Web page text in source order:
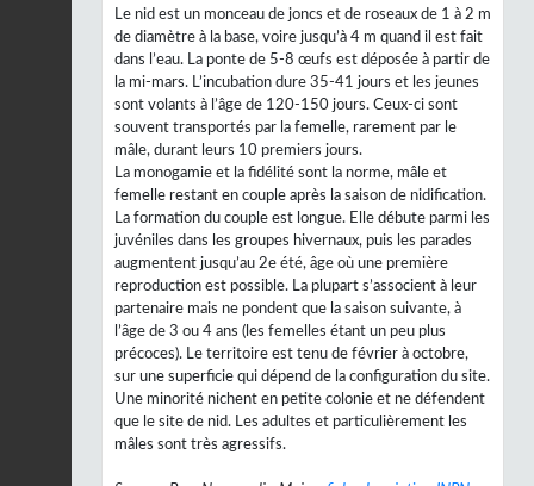
Le nid est un monceau de joncs et de roseaux de 1 à 2 m
de diamètre à la base, voire jusqu’à 4 m quand il est fait
dans l’eau. La ponte de 5-8 œufs est déposée à partir de
la mi-mars. L’incubation dure 35-41 jours et les jeunes
sont volants à l’âge de 120-150 jours. Ceux-ci sont
souvent transportés par la femelle, rarement par le
mâle, durant leurs 10 premiers jours.
La monogamie et la fidélité sont la norme, mâle et
femelle restant en couple après la saison de nidification.
La formation du couple est longue. Elle débute parmi les
juvéniles dans les groupes hivernaux, puis les parades
augmentent jusqu’au 2e été, âge où une première
reproduction est possible. La plupart s’associent à leur
partenaire mais ne pondent que la saison suivante, à
l’âge de 3 ou 4 ans (les femelles étant un peu plus
précoces). Le territoire est tenu de février à octobre,
sur une superficie qui dépend de la configuration du site.
Une minorité nichent en petite colonie et ne défendent
que le site de nid. Les adultes et particulièrement les
mâles sont très agressifs.